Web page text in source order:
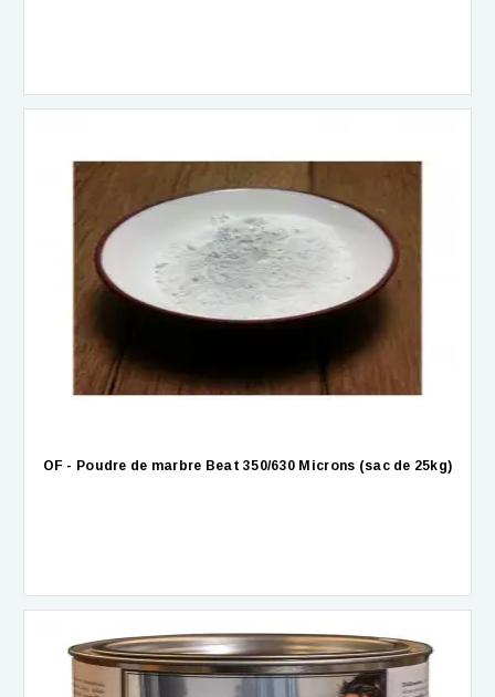
OF - Poudre de marbre Beat 350/630 Microns (sac de 25kg)